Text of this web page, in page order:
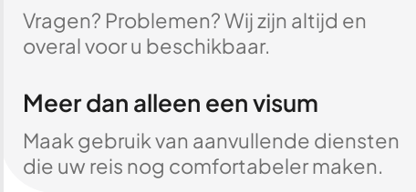
Vragen? Problemen? Wij zijn altijd en
overal voor u beschikbaar.
Meer dan alleen een visum
Maak gebruik van aanvullende diensten
die uw reis nog comfortabeler maken.